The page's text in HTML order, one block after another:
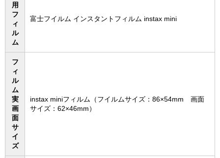
用
フ
ィ
ル
ム
富士フイルム インスタントフィルム instax mini
フ
ィ
ル
ム
実
画
面
サ
イ
ズ
instax miniフィルム（フイルムサイズ：86×54mm 画面
サイズ：62×46mm）